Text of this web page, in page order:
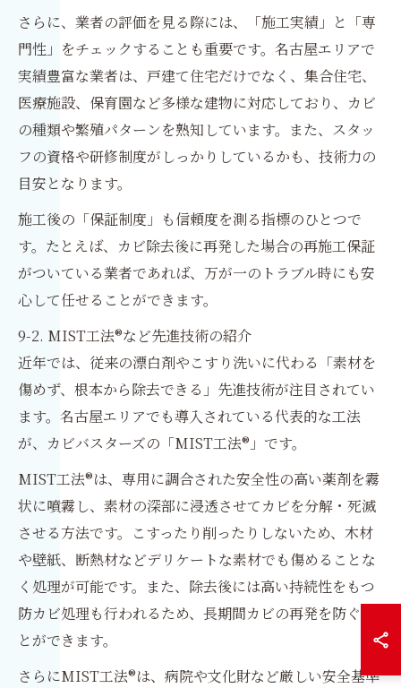
さらに、業者の評価を見る際には、「施工実績」と「専
門性」をチェックすることも重要です。名古屋エリアで
実績豊富な業者は、戸建て住宅だけでなく、集合住宅、
医療施設、保育園など多様な建物に対応しており、カビ
の種類や繁殖パターンを熟知しています。また、スタッ
フの資格や研修制度がしっかりしているかも、技術力の
目安となります。
施工後の「保証制度」も信頼度を測る指標のひとつで
す。たとえば、カビ除去後に再発した場合の再施工保証
がついている業者であれば、万が一のトラブル時にも安
心して任せることができます。
9-2. MIST工法®など先進技術の紹介
近年では、従来の漂白剤やこすり洗いに代わる「素材を
傷めず、根本から除去できる」先進技術が注目されてい
ます。名古屋エリアでも導入されている代表的な工法
が、カビバスターズの「MIST工法®」です。
MIST工法®は、専用に調合された安全性の高い薬剤を霧
状に噴霧し、素材の深部に浸透させてカビを分解・死滅
させる方法です。こすったり削ったりしないため、木材
や壁紙、断熱材などデリケートな素材でも傷めることな
く処理が可能です。また、除去後には高い持続性をもつ
防カビ処理も行われるため、長期間カビの再発を防ぐこ
とができます。
さらにMIST工法®は、病院や文化財など厳しい安全基準